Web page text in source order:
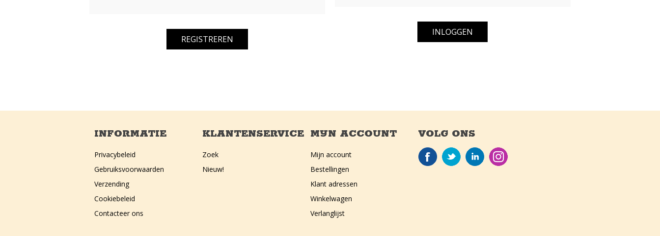
INFORMATIE
Privacybeleid
Gebruiksvoorwaarden
Verzending
Cookiebeleid
Contacteer ons
KLANTENSERVICE
Zoek
Nieuw!
MIJN ACCOUNT
Mijn account
Bestellingen
Klant adressen
Winkelwagen
Verlanglijst
VOLG ONS